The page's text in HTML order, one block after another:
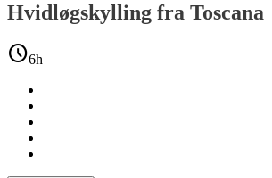
Hvidløgskylling fra Toscana
schedule6h